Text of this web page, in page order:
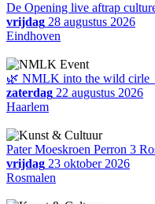
De Opening live aftrap
vrijdag 28 augustus 2026
Eindhoven
🌿 NMLK into the wild cirle
zaterdag 22 augustus 2026
Haarlem
Pater Moeskroen Perron 3
vrijdag 23 oktober 2026
Rosmalen